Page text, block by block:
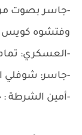
-جاسر بصوت
وفتشوه كويس
-العسكري:
-جاسر: شوفلي
-أمين الشرطة :